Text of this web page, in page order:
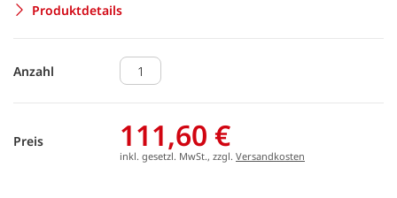
Produktdetails
Anzahl
Preis 111,60 €
inkl. gesetzl. MwSt., zzgl. Versandkosten